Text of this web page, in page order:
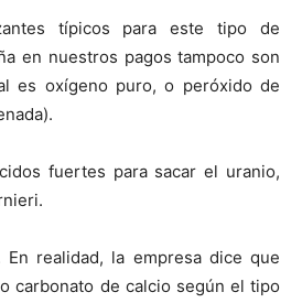
típicos para este tipo de
en nuestros pagos tampoco son
es oxígeno puro, o peróxido de
fuertes para sacar el uranio,
realidad, la empresa dice que
carbonato de calcio según el tipo